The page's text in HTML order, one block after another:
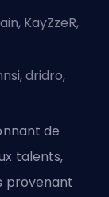
KayZzeR,
dridro,
de
talents,
provenant